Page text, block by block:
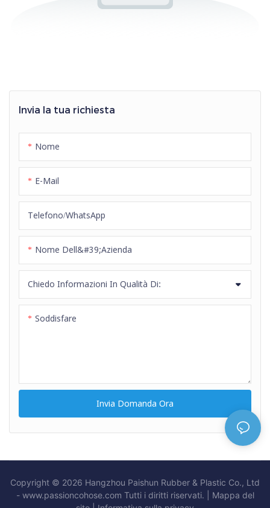
Invia la tua richiesta
Nome
E-Mail
Telefono/WhatsApp
Nome Dell&#39;azienda
Chiedo Informazioni In Qualità Di:
Soddisfare
Invia Domanda Ora
Copyright © 2026 Hangzhou Paishun Rubber & Plastic Co., Ltd
- www.passioncohose.com Tutti i diritti riservati. |
Mappa del